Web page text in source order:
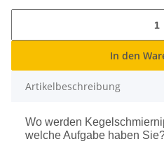
In den
Artikelbeschreibung
Wo werden
welche Aufgabe haben